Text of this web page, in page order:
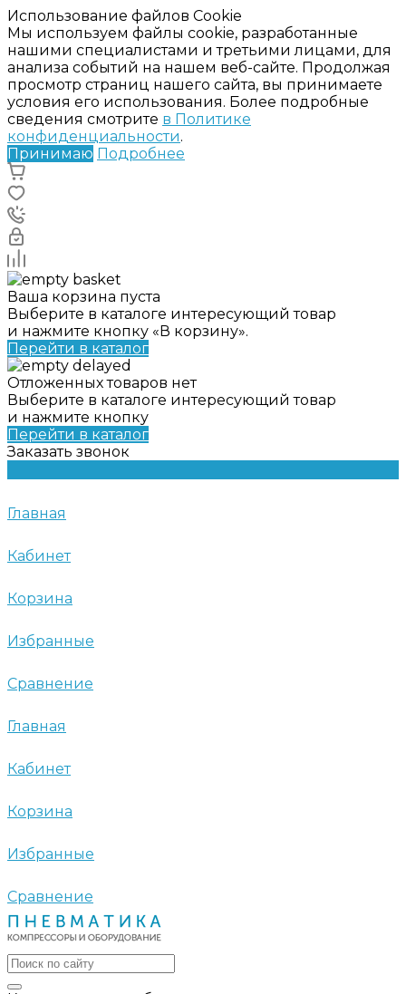
Использование файлов Cookie
Мы используем файлы cookie, разработанные
нашими специалистами и третьими лицами, для
анализа событий на нашем веб-сайте. Продолжая
просмотр страниц нашего сайта, вы принимаете
условия его использования. Более подробные
сведения смотрите в Политике
конфиденциальности.
Принимаю Подробнее
Ваша корзина пуста
Выберите в каталоге интересующий товар
и нажмите кнопку «В корзину».
Перейти в каталог
Отложенных товаров нет
Выберите в каталоге интересующий товар
и нажмите кнопку
Перейти в каталог
Заказать звонок
Главная
Кабинет
Корзина
Избранные
Сравнение
Главная
Кабинет
Корзина
Избранные
Сравнение